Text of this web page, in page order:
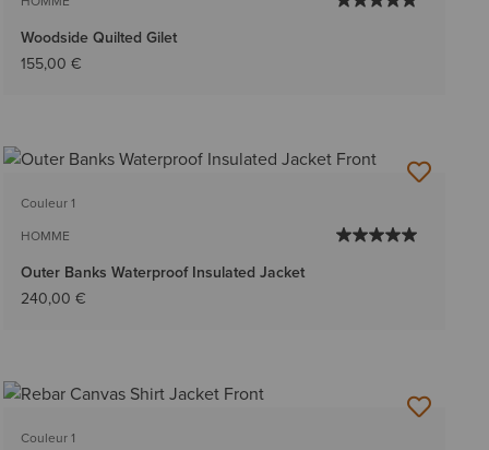
Woodside Quilted Gilet
155,00 €
Couleur 1
HOMME
Outer Banks Waterproof Insulated Jacket
240,00 €
Couleur 1